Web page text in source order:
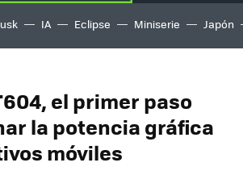
IA Eclipse Miniserie Japón
el primer paso
la potencia gráfica
móviles